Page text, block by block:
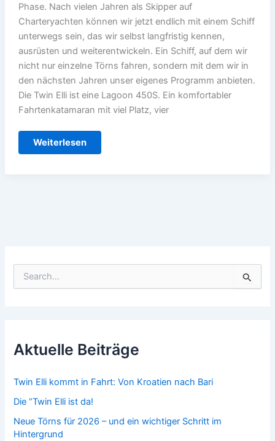
Phase. Nach vielen Jahren als Skipper auf
Charteryachten können wir jetzt endlich mit einem Schiff
unterwegs sein, das wir selbst langfristig kennen,
ausrüsten und weiterentwickeln. Ein Schiff, auf dem wir
nicht nur einzelne Törns fahren, sondern mit dem wir in
den nächsten Jahren unser eigenes Programm anbieten.
Die Twin Elli ist eine Lagoon 450S. Ein komfortabler
Fahrtenkatamaran mit viel Platz, vier
Die
Weiterlesen
n
a
h
Aktuelle Beiträge
Twin Elli kommt in Fahrt: Von Kroatien nach Bari
Die “Twin Elli ist da!
Neue Törns für 2026 – und ein wichtiger Schritt im
Hintergrund